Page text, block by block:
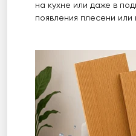
на кухне или даже в
появления плесени или